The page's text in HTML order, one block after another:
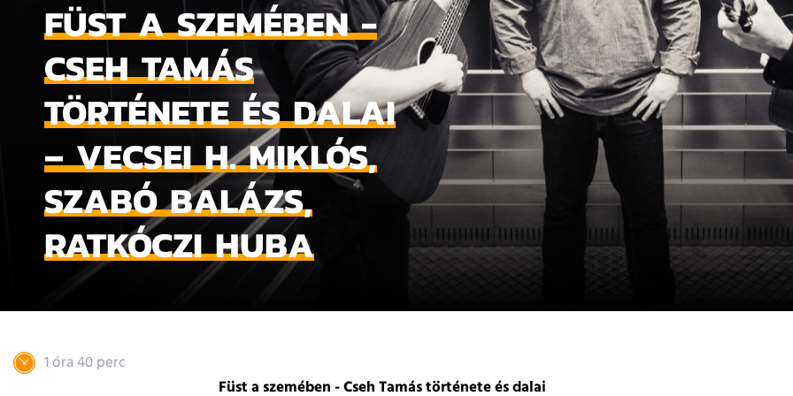
FÜST A SZEMÉBEN -
CSEH TAMÁS
TÖRTÉNETE ÉS DALAI
– VECSEI H. MIKLÓS,
SZABÓ BALÁZS,
RATKÓCZI HUBA
1 óra 40 perc
Füst a szemében - Cseh Tamás története és dalai